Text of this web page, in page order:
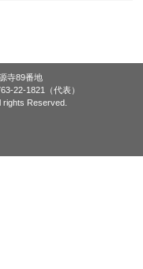
寺89番地
22-1821（代表）
Reserved.